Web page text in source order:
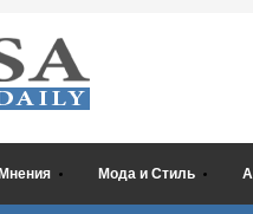
Мнения Мода и Стиль